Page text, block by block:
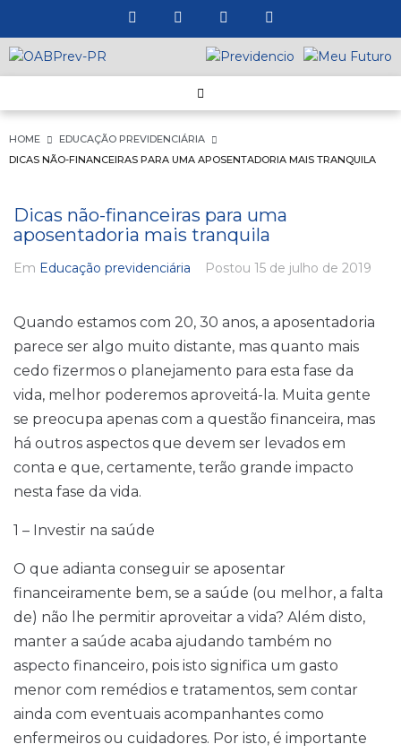
HOME
EDUCAÇÃO PREVIDENCIÁRIA
DICAS NÃO-FINANCEIRAS PARA UMA APOSENTADORIA MAIS TRANQUILA
Dicas não-financeiras para uma
aposentadoria mais tranquila
Em Educação previdenciária Postou 15 de julho de 2019
Quando estamos com 20, 30 anos, a aposentadoria
parece ser algo muito distante, mas quanto mais
cedo fizermos o planejamento para esta fase da
vida, melhor poderemos aproveitá-la. Muita gente
se preocupa apenas com a questão financeira, mas
há outros aspectos que devem ser levados em
conta e que, certamente, terão grande impacto
nesta fase da vida.
1 – Investir na saúde
O que adianta conseguir se aposentar
financeiramente bem, se a saúde (ou melhor, a falta
de) não lhe permitir aproveitar a vida? Além disto,
manter a saúde acaba ajudando também no
aspecto financeiro, pois isto significa um gasto
menor com remédios e tratamentos, sem contar
ainda com eventuais acompanhantes como
enfermeiros ou cuidadores. Por isto, é importante